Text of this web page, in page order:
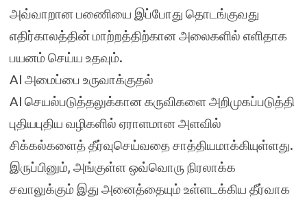
அவ்வாறான பணிையை இப்போது தொடங்குவது
எதிர்காலத்தின் மாற்றத்திற்கான அலைகளில் எளிதாக
பயனம் செய்ய உதவும்.
AI அமைப்பை உருவாக்குதல்
AI செயல்படுத்தலுக்கான கருவிகளை அறிமுகப்படுத்தி
புதியபுதிய வழிகளில் ஏராளமான அளவில்
சிக்கல்களைத் தீர்வுசெய்வதை சாத்தியமாக்கியுள்ளது.
இருப்பினும், அங்குள்ள ஒவ்வொரு நிரலாக்க
சவாலுக்கும் இது அனைத்தையும் உள்ளடக்கிய தீர்வாக